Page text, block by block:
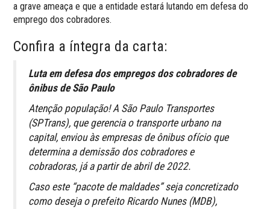
a grave ameaça e que a entidade estará lutando em defesa do
emprego dos cobradores.
Confira a íntegra da carta:
Luta em defesa dos empregos dos cobradores de
ônibus de São Paulo
Atenção população! A São Paulo Transportes
(SPTrans), que gerencia o transporte urbano na
capital, enviou às empresas de ônibus ofício que
determina a demissão dos cobradores e
cobradoras, já a partir de abril de 2022.
Caso este “pacote de maldades” seja concretizado
como deseja o prefeito Ricardo Nunes (MDB),